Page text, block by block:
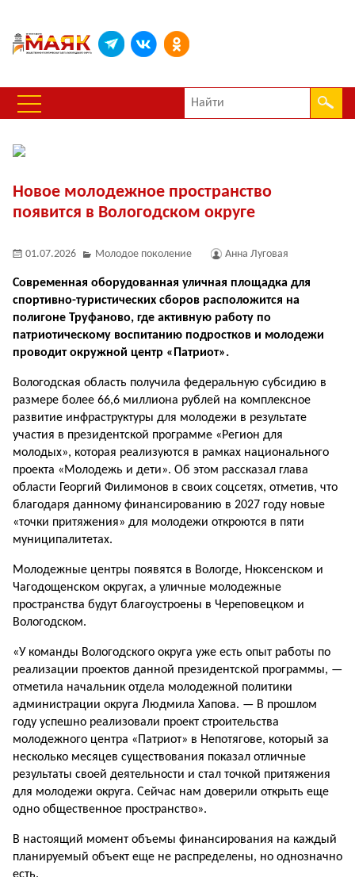
Новое молодежное пространство
появится в Вологодском округе
01.07.2026 Молодое поколение Анна Луговая
Современная оборудованная уличная площадка для
спортивно-туристических сборов расположится на
полигоне Труфаново, где активную работу по
патриотическому воспитанию подростков и молодежи
проводит окружной центр «Патриот».
Вологодская область получила федеральную субсидию в
размере более 66,6 миллиона рублей на комплексное
развитие инфраструктуры для молодежи в результате
участия в президентской программе «Регион для
молодых», которая реализуются в рамках национального
проекта «Молодежь и дети». Об этом рассказал глава
области Георгий Филимонов в своих соцсетях, отметив, что
благодаря данному финансированию в 2027 году новые
«точки притяжения» для молодежи откроются в пяти
муниципалитетах.
Молодежные центры появятся в Вологде, Нюксенском и
Чагодощенском округах, а уличные молодежные
пространства будут благоустроены в Череповецком и
Вологодском.
«У команды Вологодского округа уже есть опыт работы по
реализации проектов данной президентской программы, —
отметила начальник отдела молодежной политики
администрации округа Людмила Хапова. — В прошлом
году успешно реализовали проект строительства
молодежного центра «Патриот» в Непотягове, который за
несколько месяцев существования показал отличные
результаты своей деятельности и стал точкой притяжения
для молодежи округа. Сейчас нам доверили открыть еще
одно общественное пространство».
В настоящий момент объемы финансирования на каждый
планируемый объект еще не распределены, но однозначно